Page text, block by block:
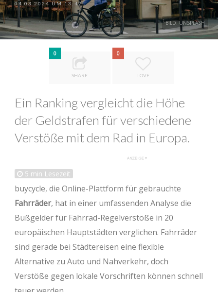
BILD: UNSPLASH
04.03.2024 UM 13:42
0
SHARE
0
LOVE
Ein Ranking vergleicht die Höhe
der Geldstrafen für verschiedene
Verstöße mit dem Rad in Europa.
5 min Lesezeit
buycycle, die Online-Plattform für gebrauchte
Fahrräder, hat in einer umfassenden Analyse die
Bußgelder für Fahrrad-Regelverstöße in 20
europäischen Hauptstädten verglichen. Fahrräder
sind gerade bei Städtereisen eine flexible
Alternative zu Auto und Nahverkehr, doch
Verstöße gegen lokale Vorschriften können schnell